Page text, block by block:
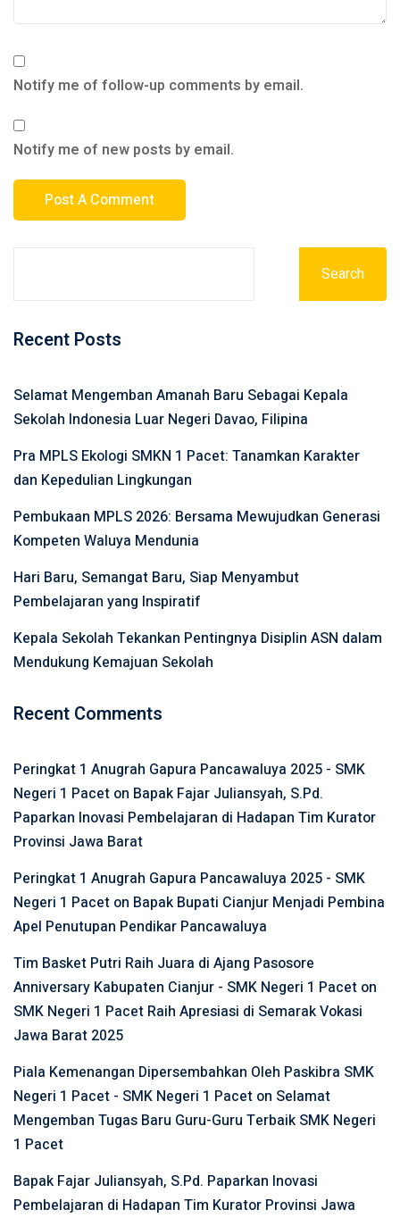
Notify me of follow-up comments by email.
Notify me of new posts by email.
Search
Recent Posts
Selamat Mengemban Amanah Baru Sebagai Kepala
Sekolah Indonesia Luar Negeri Davao, Filipina
Pra MPLS Ekologi SMKN 1 Pacet: Tanamkan Karakter
dan Kepedulian Lingkungan
Pembukaan MPLS 2026: Bersama Mewujudkan Generasi
Kompeten Waluya Mendunia
Hari Baru, Semangat Baru, Siap Menyambut
Pembelajaran yang Inspiratif
Kepala Sekolah Tekankan Pentingnya Disiplin ASN dalam
Mendukung Kemajuan Sekolah
Recent Comments
Peringkat 1 Anugrah Gapura Pancawaluya 2025 - SMK
Negeri 1 Pacet on Bapak Fajar Juliansyah, S.Pd.
Paparkan Inovasi Pembelajaran di Hadapan Tim Kurator
Provinsi Jawa Barat
Peringkat 1 Anugrah Gapura Pancawaluya 2025 - SMK
Negeri 1 Pacet on Bapak Bupati Cianjur Menjadi Pembina
Apel Penutupan Pendikar Pancawaluya
Tim Basket Putri Raih Juara di Ajang Pasosore
Anniversary Kabupaten Cianjur - SMK Negeri 1 Pacet on
SMK Negeri 1 Pacet Raih Apresiasi di Semarak Vokasi
Jawa Barat 2025
Piala Kemenangan Dipersembahkan Oleh Paskibra SMK
Negeri 1 Pacet - SMK Negeri 1 Pacet on Selamat
Mengemban Tugas Baru Guru-Guru Terbaik SMK Negeri
1 Pacet
Bapak Fajar Juliansyah, S.Pd. Paparkan Inovasi
Pembelajaran di Hadapan Tim Kurator Provinsi Jawa